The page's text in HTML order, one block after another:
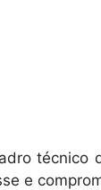
técnico
e